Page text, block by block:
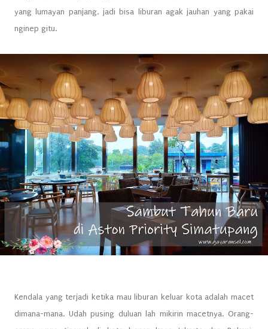
yang lumayan panjang, jadi bisa liburan agak jauhan yang pakai
nginep gitu.
Kendala yang terjadi ketika mau liburan keluar kota adalah macet
dimana-mana. Udah pusing duluan lah mikirin macetnya. Orang-